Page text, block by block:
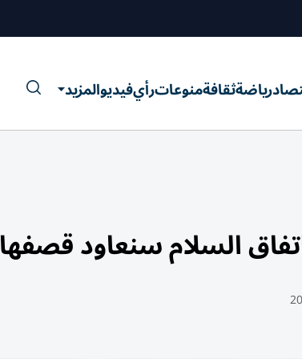
رياضةثقافةمنوعاترأيفيديوالمزيد
السلام سنعاود قصفها